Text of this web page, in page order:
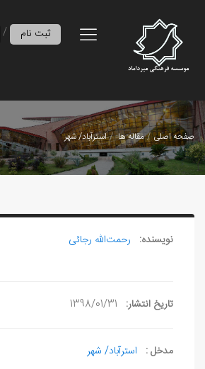
/ ثبت نام
صفحه اصلی مقاله ها استرآباد/ شهر
نویسنده: رحمت‌الله رجائی
تاریخ انتشار: 1398/01/31
مدخل : استرآباد/ شهر